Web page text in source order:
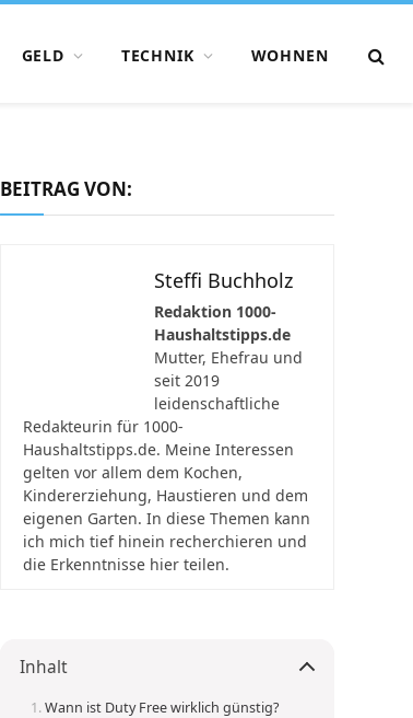
GELD TECHNIK WOHNEN
BEITRAG VON:
Steffi Buchholz
Redaktion 1000-
Haushaltstipps.de
Mutter, Ehefrau und
seit 2019
leidenschaftliche
Redakteurin für 1000-
Haushaltstipps.de. Meine Interessen
gelten vor allem dem Kochen,
Kindererziehung, Haustieren und dem
eigenen Garten. In diese Themen kann
ich mich tief hinein recherchieren und
die Erkenntnisse hier teilen.
Inhalt
Wann ist Duty Free wirklich günstig?